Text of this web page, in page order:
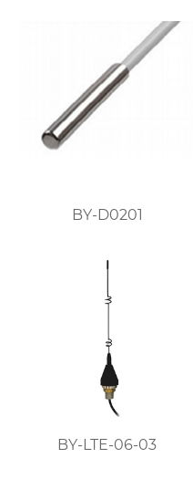
температуры)
BY-D0201
BY-LTE-06-03